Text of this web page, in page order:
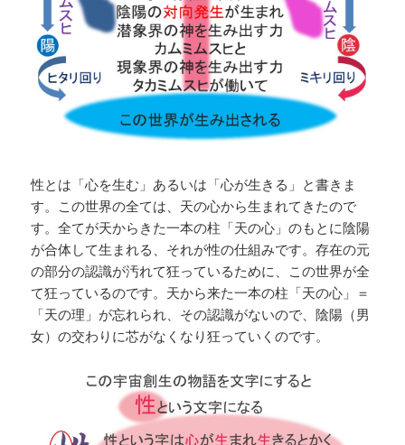
性とは「心を生む」あるいは「心が生きる」と書きま
す。この世界の全ては、天の心から生まれてきたので
す。全てが天からきた一本の柱「天の心」のもとに陰陽
が合体して生まれる、それが性の仕組みです。存在の元
の部分の認識が汚れて狂っているために、この世界が全
て狂っているのです。天から来た一本の柱「天の心」＝
「天の理」が忘れられ、その認識がないので、陰陽（男
女）の交わりに芯がなくなり狂っていくのです。